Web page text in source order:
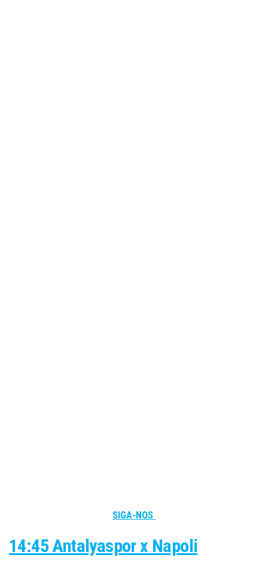
SIGA-NOS
14:45 Antalyaspor x Napoli